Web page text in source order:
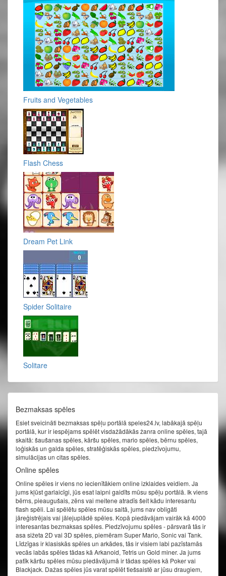
Fruits and Vegetables
Flash Chess
Dream Pet Link
Spider Solitaire
Solitare
Bezmaksas spēles
Esiet sveicināti bezmaksas spēļu portālā speles24.lv, labākajā spēļu
portālā, kur ir iespējams spēlēt visdažādākās žanra online spēles, tajā
skaitā: šaušanas spēles, kāršu spēles, mario spēles, bērnu spēles,
loģiskās un galda spēles, stratēģiskās spēles, piedzīvojumu,
simulācijas un citas spēles.
Online spēles
Online spēles ir viens no iecienītākiem online izklaides veidiem. Ja
jums kļūst garlaicīgi, jūs esat laipni gaidīts mūsu spēļu portālā. Ik viens
bērns, pieaugušais, zēns vai meitene atradīs šeit kādu interesantu
flash spēli. Lai spēlētu spēles mūsu saitā, jums nav obligāti
jāreģistrējais vai jālejuplādē spēles. Kopā piedāvājam vairāk kā 4000
interesantas bezmaksas spēles. Piedzīvojumu spēles - pārsvarā tās ir
asa sižeta 2D vai 3D spēles, piemēram Super Mario, Sonic vai Tank.
Līdzīgas ir klasiskās spēles un arkādes, tās ir visiem labi pazīstamās
vecās labās spēles tādas kā Arkanoid, Tetris un Gold miner. Ja jums
patīk kāršu spēles mūsu piedāvājumā ir tādas spēles kā Poker vai
Blackjack. Dažas spēles jūs varat spēlēt tiešsaistē ar jūsu draugiem,